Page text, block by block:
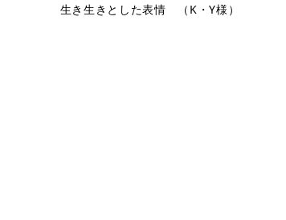
生き生きとした表情 （K・Y様）